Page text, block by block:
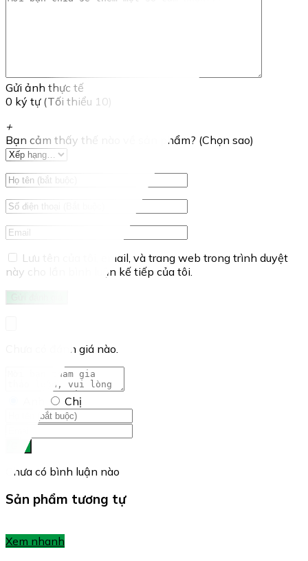
Gửi ảnh thực tế
0 ký tự (Tối thiểu 10)
+
Bạn cảm thấy thế nào về sản phẩm? (Chọn sao)
Lưu tên của tôi, email, và trang web trong trình duyệt
này cho lần bình luận kế tiếp của tôi.
Chưa có đánh giá nào.
Chị
Chưa có bình luận nào
Sản phẩm tương tự
Xem nhanh